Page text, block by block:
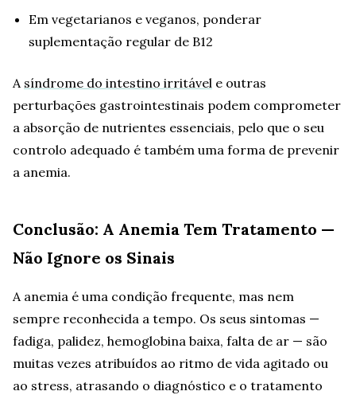
Em vegetarianos e veganos, ponderar
suplementação regular de B12
A síndrome do intestino irritável e outras
perturbações gastrointestinais podem comprometer
a absorção de nutrientes essenciais, pelo que o seu
controlo adequado é também uma forma de prevenir
a anemia.
Conclusão: A Anemia Tem Tratamento —
Não Ignore os Sinais
A anemia é uma condição frequente, mas nem
sempre reconhecida a tempo. Os seus sintomas —
fadiga, palidez, hemoglobina baixa, falta de ar — são
muitas vezes atribuídos ao ritmo de vida agitado ou
ao stress, atrasando o diagnóstico e o tratamento